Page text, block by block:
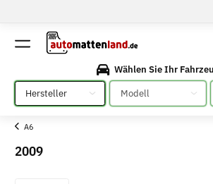
Wählen Sie Ihr
Bitte auswählen
Bitte auswählen
A6
2009